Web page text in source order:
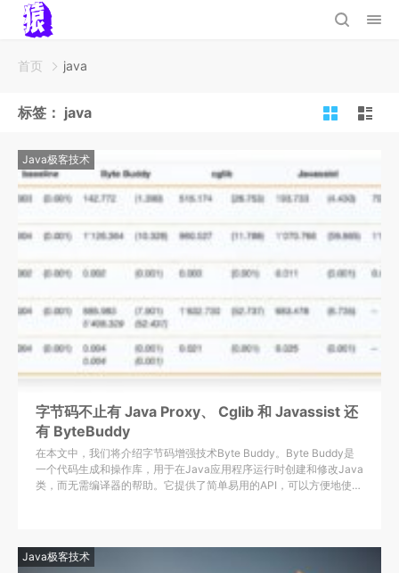
首页 java
标签： java
Java极客技术
字节码不止有 Java Proxy、 Cglib 和 Javassist 还
有 ByteBuddy
在本文中，我们将介绍字节码增强技术Byte Buddy。Byte Buddy是
一个代码生成和操作库，用于在Java应用程序运行时创建和修改Java
类，而无需编译器的帮助。它提供了简单易用的API，可以方便地使用
Java极客技术